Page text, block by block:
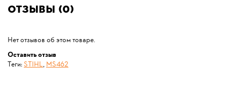
Отзывы (0)
Нет отзывов об этом товаре.
Оставить отзыв
Теги:STIHL,MS462